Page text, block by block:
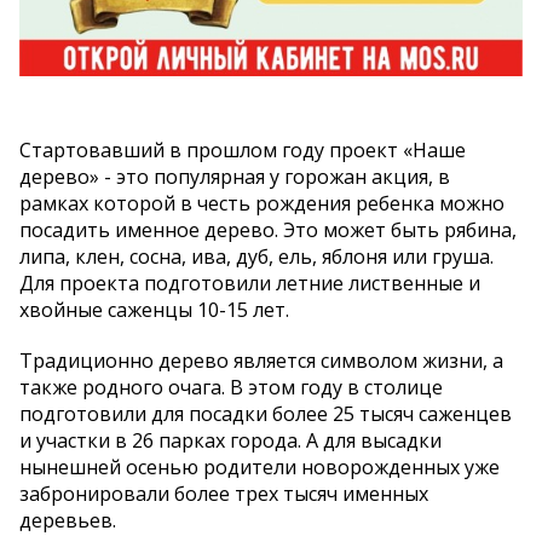
Стартовавший в прошлом году проект «Наше
дерево» - это популярная у горожан акция, в
рамках которой в честь рождения ребенка можно
посадить именное дерево. Это может быть рябина,
липа, клен, сосна, ива, дуб, ель, яблоня или груша.
Для проекта подготовили летние лиственные и
хвойные саженцы 10-15 лет.
Традиционно дерево является символом жизни, а
также родного очага. В этом году в столице
подготовили для посадки более 25 тысяч саженцев
и участки в 26 парках города. А для высадки
нынешней осенью родители новорожденных уже
забронировали более трех тысяч именных
деревьев.